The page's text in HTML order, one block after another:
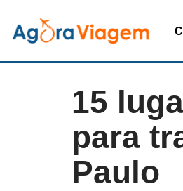
Pular
para
15
para
Paulo